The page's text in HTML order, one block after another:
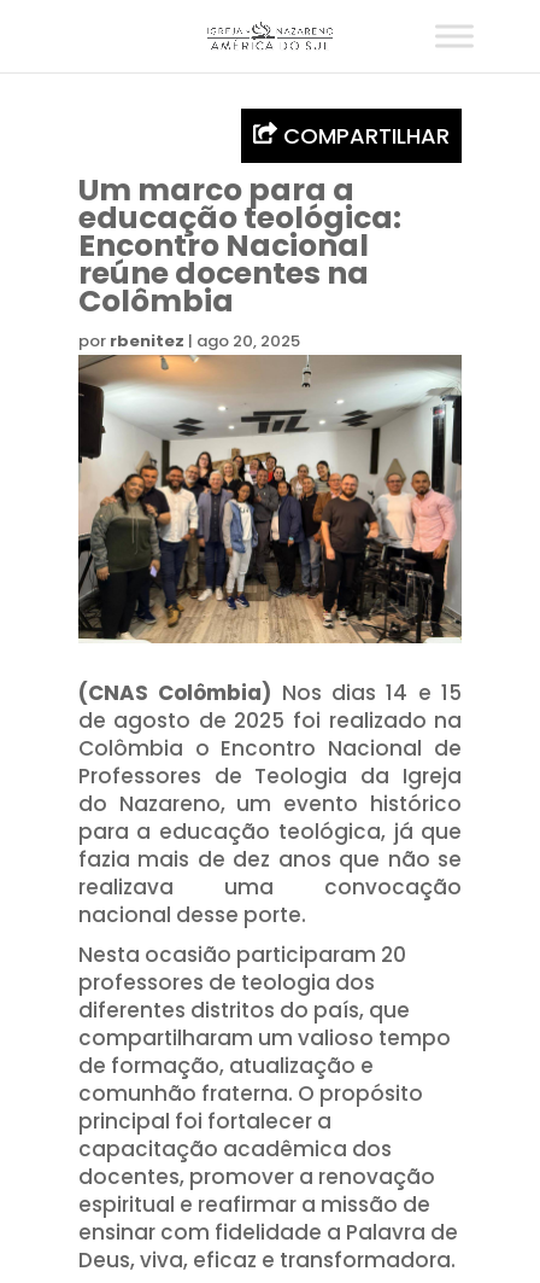
COMPARTILHAR
Um marco para a
educação teológica:
Encontro Nacional
reúne docentes na
Colômbia
por rbenitez | ago 20, 2025
(CNAS Colômbia) Nos dias 14 e 15
de agosto de 2025 foi realizado na
Colômbia o Encontro Nacional de
Professores de Teologia da Igreja
do Nazareno, um evento histórico
para a educação teológica, já que
fazia mais de dez anos que não se
realizava uma convocação
nacional desse porte.
Nesta ocasião participaram 20
professores de teologia dos
diferentes distritos do país, que
compartilharam um valioso tempo
de formação, atualização e
comunhão fraterna. O propósito
principal foi fortalecer a
capacitação acadêmica dos
docentes, promover a renovação
espiritual e reafirmar a missão de
ensinar com fidelidade a Palavra de
Deus, viva, eficaz e transformadora.